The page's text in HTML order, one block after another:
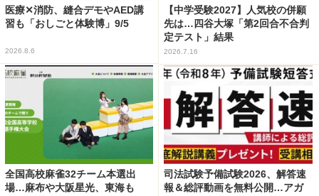
医療✕消防、縫合デモやAED講
習も「おしごと体験博」9/5
2026.8.6
【中学受験2027】人気校の併願
先は…四谷大塚「第2回合不合判
定テスト」結果
2026.7.16
全国高校麻雀32チーム本選出
場…麻布や大阪星光、東海も
司法試験予備試験2026、解答速
報＆総評動画を無料公開…アガ